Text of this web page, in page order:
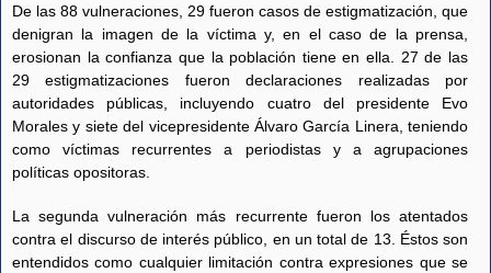
De las 88 vulneraciones, 29 fueron casos de estigmatización, que
denigran la imagen de la víctima y, en el caso de la prensa,
erosionan la confianza que la población tiene en ella. 27 de las
29 estigmatizaciones fueron declaraciones realizadas por
autoridades públicas, incluyendo cuatro del presidente Evo
Morales y siete del vicepresidente Álvaro García Linera, teniendo
como víctimas recurrentes a periodistas y a agrupaciones
políticas opositoras.
La segunda vulneración más recurrente fueron los atentados
contra el discurso de interés público, en un total de 13. Éstos son
entendidos como cualquier limitación contra expresiones que se